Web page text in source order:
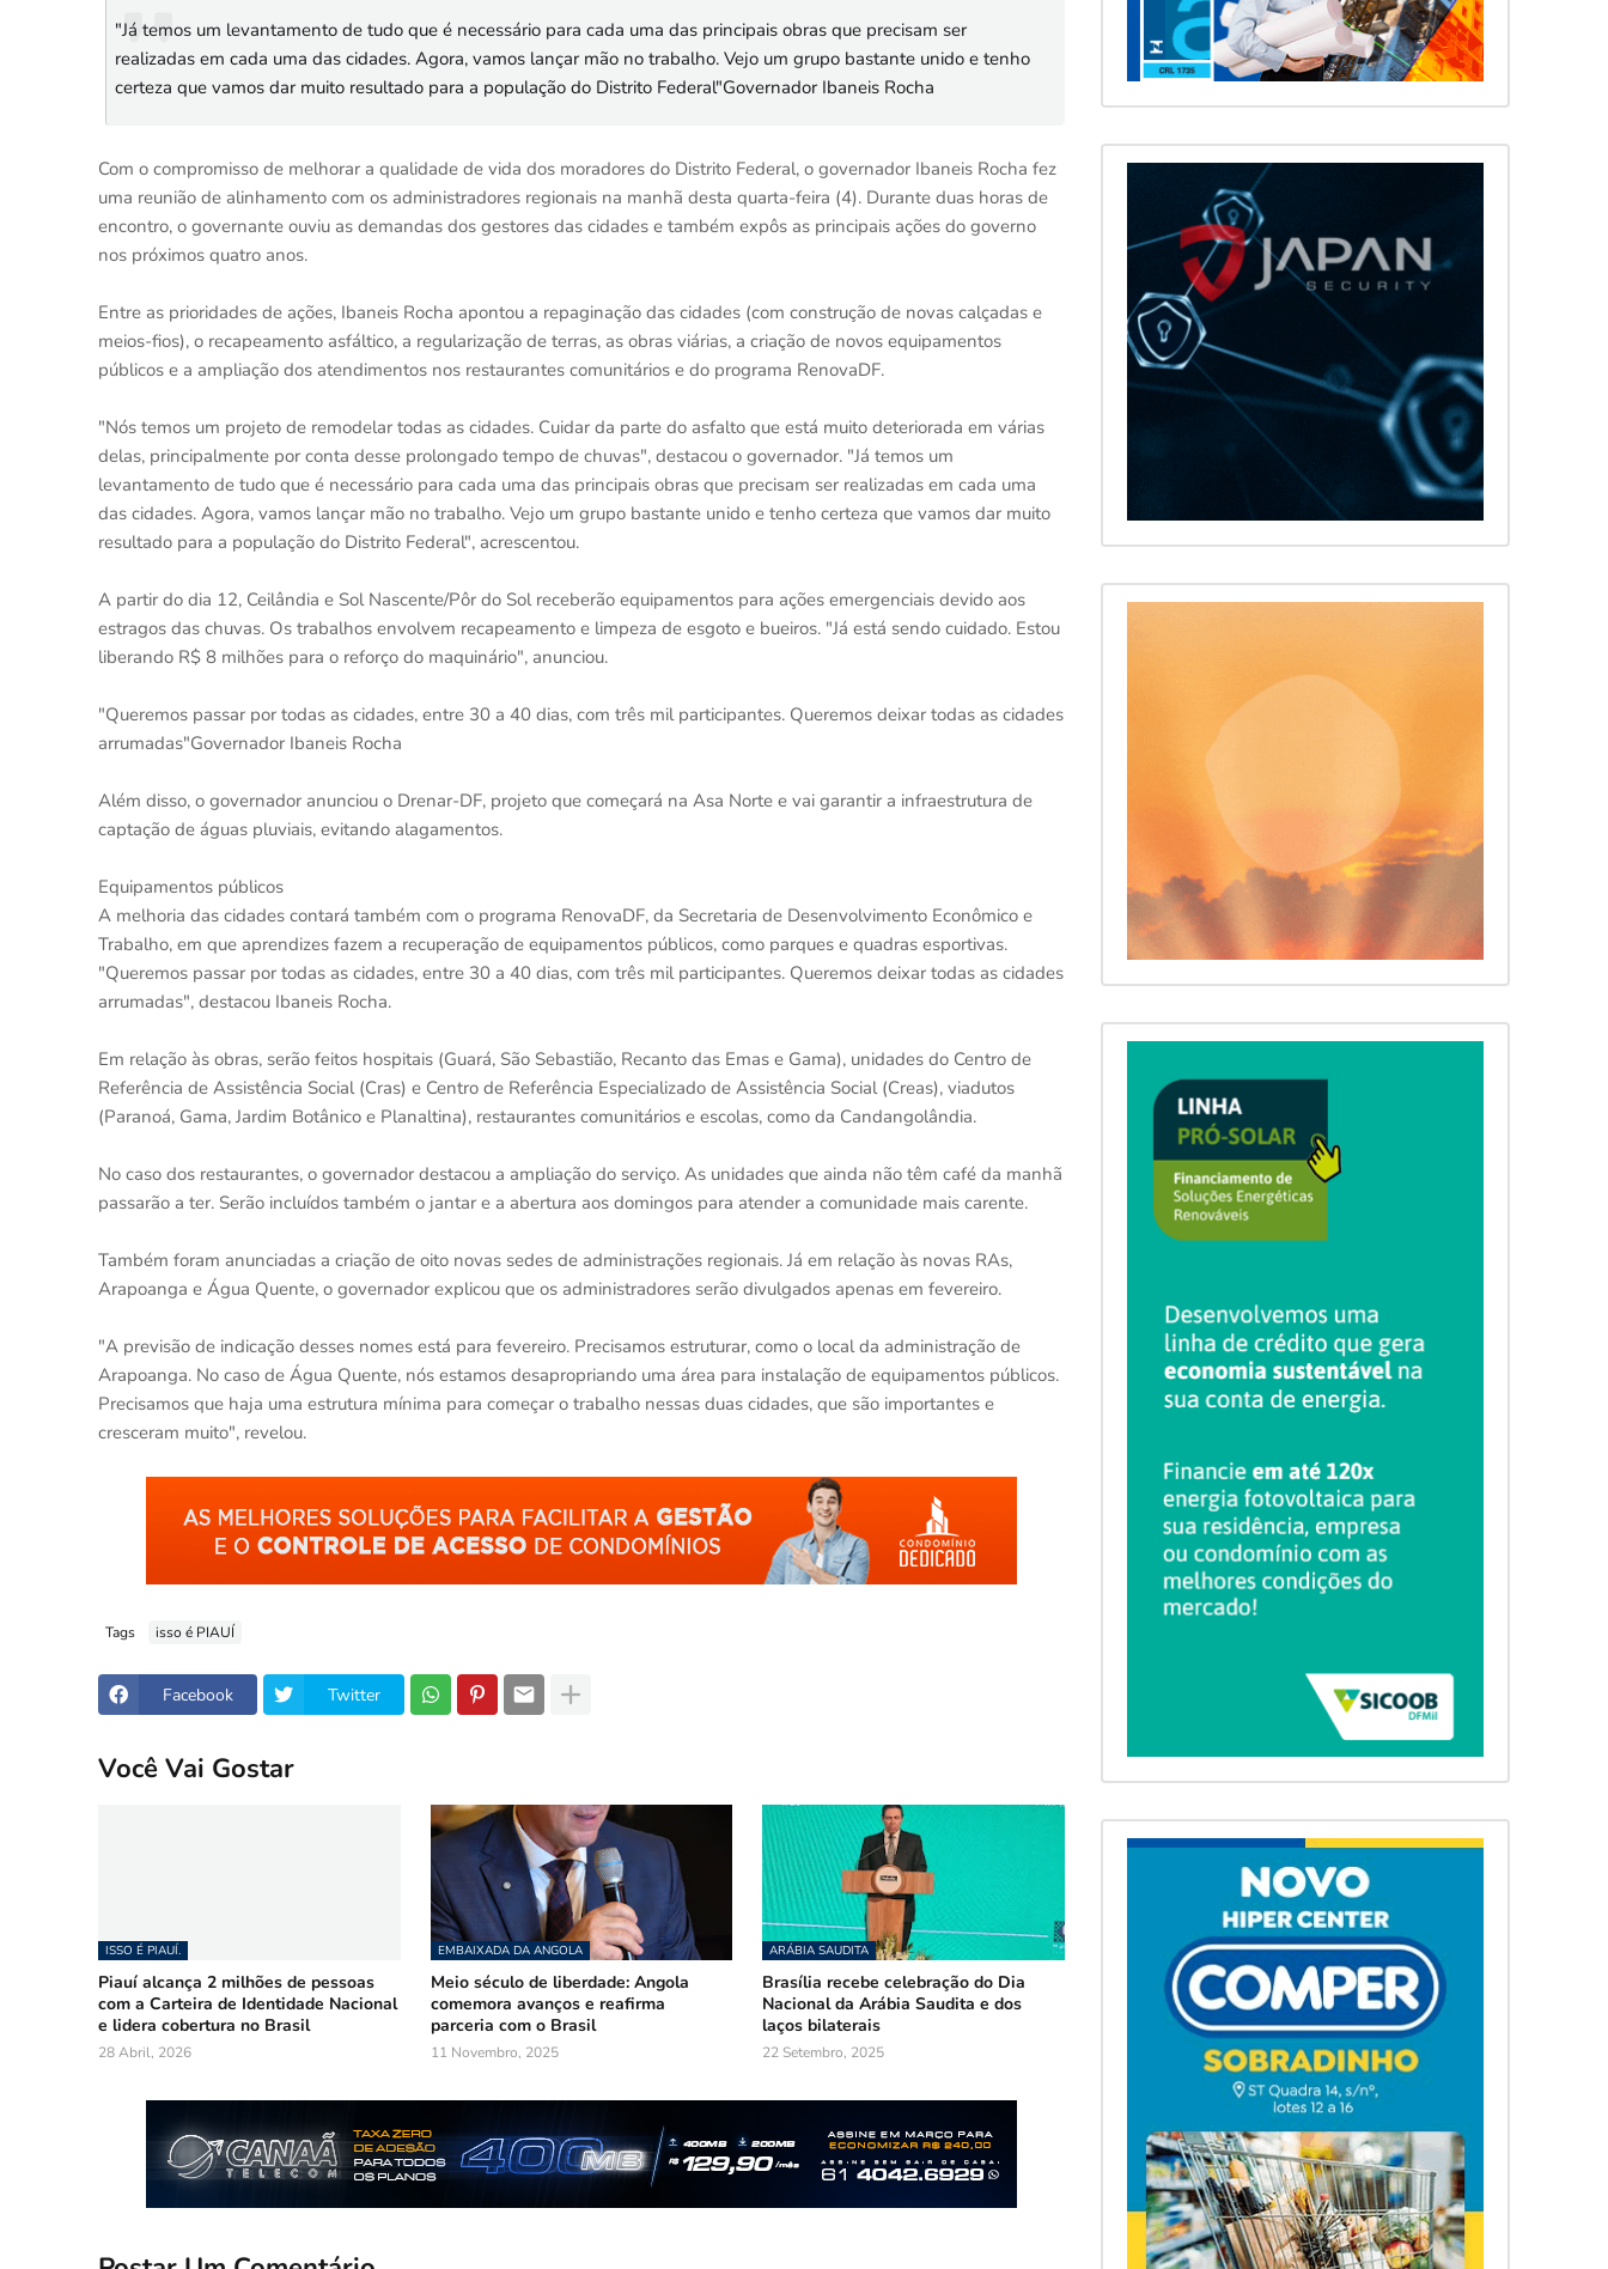
"Já temos um levantamento de tudo que é necessário para cada uma das principais obras que precisam ser
realizadas em cada uma das cidades. Agora, vamos lançar mão no trabalho. Vejo um grupo bastante unido e tenho
certeza que vamos dar muito resultado para a população do Distrito Federal"Governador Ibaneis Rocha
Com o compromisso de melhorar a qualidade de vida dos moradores do Distrito Federal, o governador Ibaneis Rocha fez
uma reunião de alinhamento com os administradores regionais na manhã desta quarta-feira (4). Durante duas horas de
encontro, o governante ouviu as demandas dos gestores das cidades e também expôs as principais ações do governo
nos próximos quatro anos.
Entre as prioridades de ações, Ibaneis Rocha apontou a repaginação das cidades (com construção de novas calçadas e
meios-fios), o recapeamento asfáltico, a regularização de terras, as obras viárias, a criação de novos equipamentos
públicos e a ampliação dos atendimentos nos restaurantes comunitários e do programa RenovaDF.
"Nós temos um projeto de remodelar todas as cidades. Cuidar da parte do asfalto que está muito deteriorada em várias
delas, principalmente por conta desse prolongado tempo de chuvas", destacou o governador. "Já temos um
levantamento de tudo que é necessário para cada uma das principais obras que precisam ser realizadas em cada uma
das cidades. Agora, vamos lançar mão no trabalho. Vejo um grupo bastante unido e tenho certeza que vamos dar muito
resultado para a população do Distrito Federal", acrescentou.
A partir do dia 12, Ceilândia e Sol Nascente/Pôr do Sol receberão equipamentos para ações emergenciais devido aos
estragos das chuvas. Os trabalhos envolvem recapeamento e limpeza de esgoto e bueiros. "Já está sendo cuidado. Estou
liberando R$ 8 milhões para o reforço do maquinário", anunciou.
"Queremos passar por todas as cidades, entre 30 a 40 dias, com três mil participantes. Queremos deixar todas as cidades
arrumadas"Governador Ibaneis Rocha
Além disso, o governador anunciou o Drenar-DF, projeto que começará na Asa Norte e vai garantir a infraestrutura de
captação de águas pluviais, evitando alagamentos.
Equipamentos públicos
A melhoria das cidades contará também com o programa RenovaDF, da Secretaria de Desenvolvimento Econômico e
Trabalho, em que aprendizes fazem a recuperação de equipamentos públicos, como parques e quadras esportivas.
"Queremos passar por todas as cidades, entre 30 a 40 dias, com três mil participantes. Queremos deixar todas as cidades
arrumadas", destacou Ibaneis Rocha.
Em relação às obras, serão feitos hospitais (Guará, São Sebastião, Recanto das Emas e Gama), unidades do Centro de
Referência de Assistência Social (Cras) e Centro de Referência Especializado de Assistência Social (Creas), viadutos
(Paranoá, Gama, Jardim Botânico e Planaltina), restaurantes comunitários e escolas, como da Candangolândia.
No caso dos restaurantes, o governador destacou a ampliação do serviço. As unidades que ainda não têm café da manhã
passarão a ter. Serão incluídos também o jantar e a abertura aos domingos para atender a comunidade mais carente.
Também foram anunciadas a criação de oito novas sedes de administrações regionais. Já em relação às novas RAs,
Arapoanga e Água Quente, o governador explicou que os administradores serão divulgados apenas em fevereiro.
"A previsão de indicação desses nomes está para fevereiro. Precisamos estruturar, como o local da administração de
Arapoanga. No caso de Água Quente, nós estamos desapropriando uma área para instalação de equipamentos públicos.
Precisamos que haja uma estrutura mínima para começar o trabalho nessas duas cidades, que são importantes e
cresceram muito", revelou.
Tags isso é PIAUÍ
Facebook Twitter
Você Vai Gostar
ISSO É PIAUÍ.
Piauí alcança 2 milhões de pessoas
com a Carteira de Identidade Nacional
e lidera cobertura no Brasil
28 Abril, 2026
EMBAIXADA DA ANGOLA
Meio século de liberdade: Angola
comemora avanços e reafirma
parceria com o Brasil
11 Novembro, 2025
ARÁBIA SAUDITA
Brasília recebe celebração do Dia
Nacional da Arábia Saudita e dos
laços bilaterais
22 Setembro, 2025